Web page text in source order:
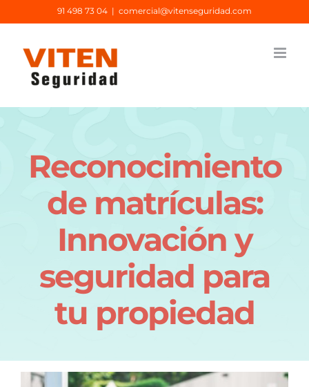
al
contenido
91 498 73 04 | comercial@vitenseguridad.com
Reconocimiento
de matrículas:
Innovación y
seguridad para
tu propiedad